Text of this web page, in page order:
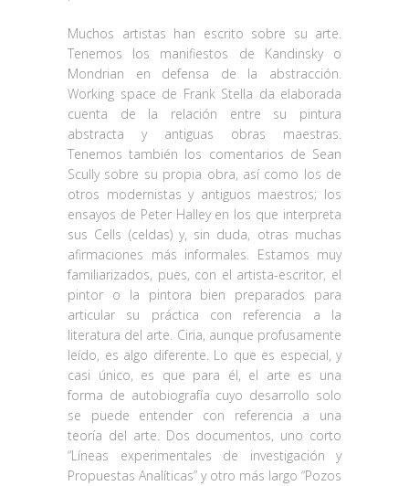
Muchos artistas han escrito sobre su arte.
Tenemos los manifiestos de Kandinsky o
Mondrian en defensa de la abstracción.
Working space de Frank Stella da elaborada
cuenta de la relación entre su pintura
abstracta y antiguas obras maestras.
Tenemos también los comentarios de Sean
Scully sobre su propia obra, así como los de
otros modernistas y antiguos maestros; los
ensayos de Peter Halley en los que interpreta
sus Cells (celdas) y, sin duda, otras muchas
afirmaciones más informales. Estamos muy
familiarizados, pues, con el artista-escritor, el
pintor o la pintora bien preparados para
articular su práctica con referencia a la
literatura del arte. Ciria, aunque profusamente
leído, es algo diferente. Lo que es especial, y
casi único, es que para él, el arte es una
forma de autobiografía cuyo desarrollo solo
se puede entender con referencia a una
teoría del arte. Dos documentos, uno corto
“Líneas experimentales de investigación y
Propuestas Analíticas” y otro más largo “Pozos